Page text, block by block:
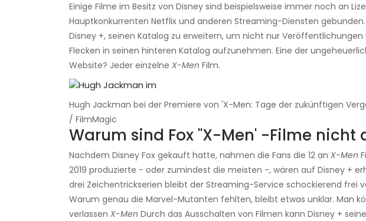
Einige Filme im Besitz von Disney sind beispielsweise immer noch an
Hauptkonkurrenten Netflix und anderen Streaming-Diensten
Disney +, seinen Katalog zu erweitern, um nicht nur Veröffentlichungen
Flecken in seinen hinteren Katalog aufzunehmen. Eine der
Website? Jeder einzelne X-Men Film.
Hugh Jackman bei der Premiere von 'X-Men: Tage der zukünftigen
/ FilmMagic
Warum sind Fox ''X-Men' -Filme nicht
Nachdem Disney Fox gekauft hatte, nahmen die Fans die 12 an X-Men
2019 produzierte - oder zumindest die meisten -, wären auf Disney +
drei Zeichentrickserien bleibt der Streaming-Service schockierend frei
Warum genau die Marvel-Mutanten fehlten, bleibt etwas unklar. Man
verlassen X-Men Durch das Ausschalten von Filmen kann Disney +